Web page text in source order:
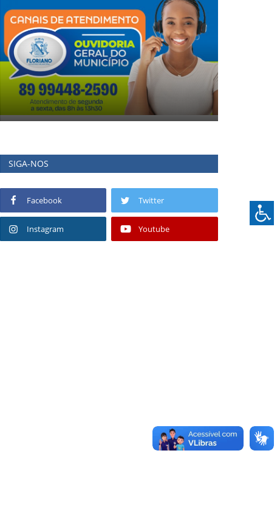
SIGA-NOS
Facebook Twitter
Instagram Youtube